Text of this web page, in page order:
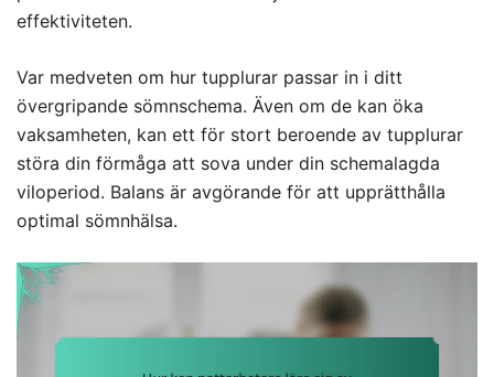
effektiviteten.
Var medveten om hur tupplurar passar in i ditt
övergripande sömnschema. Även om de kan öka
vaksamheten, kan ett för stort beroende av tupplurar
störa din förmåga att sova under din schemalagda
viloperiod. Balans är avgörande för att upprätthålla
optimal sömnhälsa.